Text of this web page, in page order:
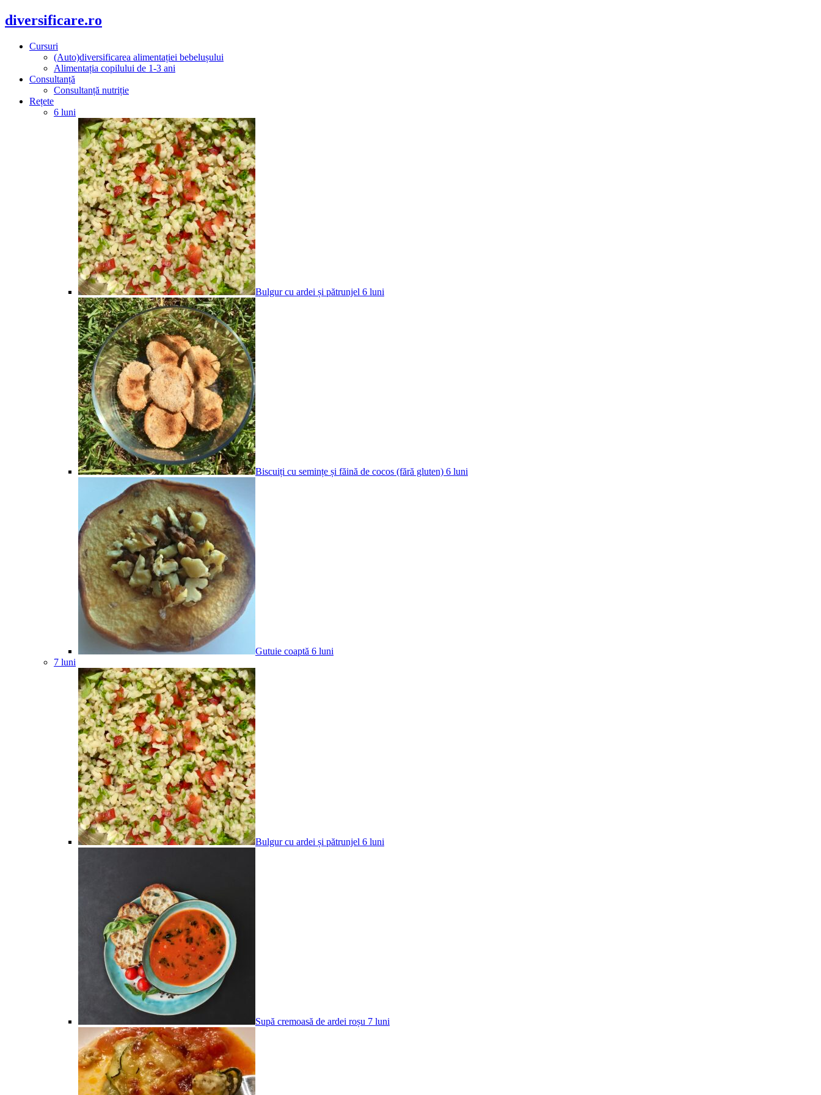
diversificare.ro
Cursuri
(Auto)diversificarea alimentației bebelușului
Alimentația copilului de 1-3 ani
Consultanță
Consultanță nutriție
Rețete
6 luni
Bulgur cu ardei și pătrunjel 6 luni
Biscuiți cu semințe și făină de cocos (fără gluten) 6 luni
Gutuie coaptă 6 luni
7 luni
Bulgur cu ardei și pătrunjel 6 luni
Supă cremoasă de ardei roșu 7 luni